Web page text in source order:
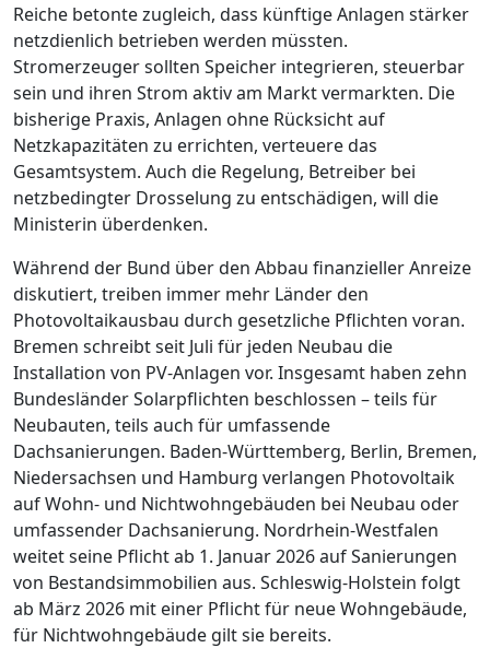
Reiche betonte zugleich, dass künftige Anlagen stärker
netzdienlich betrieben werden müssten.
Stromerzeuger sollten Speicher integrieren, steuerbar
sein und ihren Strom aktiv am Markt vermarkten. Die
bisherige Praxis, Anlagen ohne Rücksicht auf
Netzkapazitäten zu errichten, verteuere das
Gesamtsystem. Auch die Regelung, Betreiber bei
netzbedingter Drosselung zu entschädigen, will die
Ministerin überdenken.
Während der Bund über den Abbau finanzieller Anreize
diskutiert, treiben immer mehr Länder den
Photovoltaikausbau durch gesetzliche Pflichten voran.
Bremen schreibt seit Juli für jeden Neubau die
Installation von PV-Anlagen vor. Insgesamt haben zehn
Bundesländer Solarpflichten beschlossen – teils für
Neubauten, teils auch für umfassende
Dachsanierungen. Baden-Württemberg, Berlin, Bremen,
Niedersachsen und Hamburg verlangen Photovoltaik
auf Wohn- und Nichtwohngebäuden bei Neubau oder
umfassender Dachsanierung. Nordrhein-Westfalen
weitet seine Pflicht ab 1. Januar 2026 auf Sanierungen
von Bestandsimmobilien aus. Schleswig-Holstein folgt
ab März 2026 mit einer Pflicht für neue Wohngebäude,
für Nichtwohngebäude gilt sie bereits.